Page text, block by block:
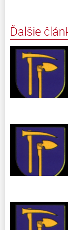
Ďalšie